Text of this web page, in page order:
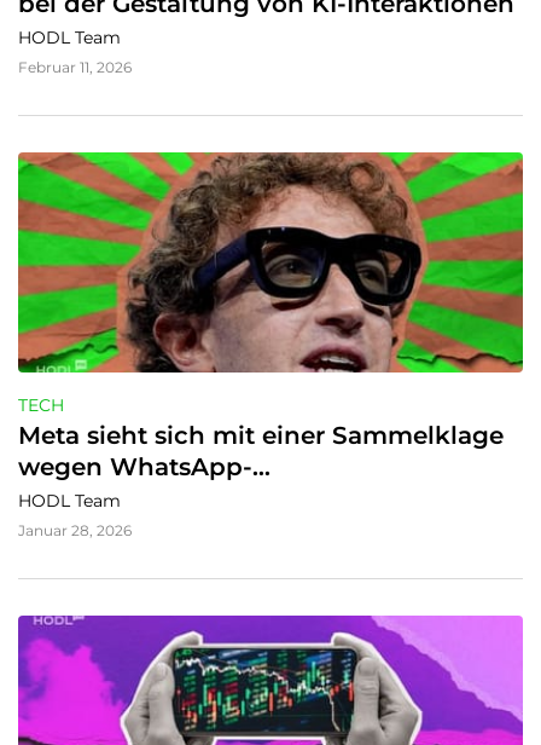
HODL Team
Februar 11, 2026
TECH
Meta sieht sich mit einer Sammelklage
wegen WhatsApp-
Datenschutzversprechen konfrontiert
HODL Team
Januar 28, 2026